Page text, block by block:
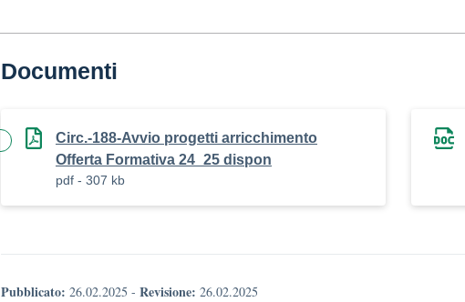
Documenti
Circ.-188-Avvio progetti arricchimento
Offerta Formativa 24_25 dispon
pdf - 307 kb
Pubblicato: 26.02.2025 - Revisione: 26.02.2025